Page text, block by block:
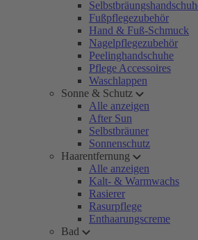
Fußpflegezubehör
Hand & Fuß-Schmuck
Nagelpflegezubehör
Peelinghandschuhe
Pflege Accessoires
Waschlappen
Sonne & Schutz
Alle anzeigen
After Sun
Selbstbräuner
Sonnenschutz
Haarentfernung
Alle anzeigen
Kalt- & Warmwachs
Rasierer
Rasurpflege
Enthaarungscreme
Bad